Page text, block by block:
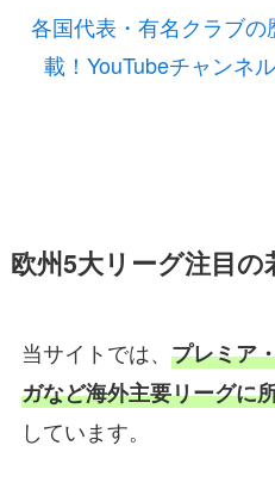
各国代表・有名クラブ
載！YouTubeチャンネ
欧州5大リーグ注目
当サイトでは、 プレミア
ガなど海外主要リーグに
しています。